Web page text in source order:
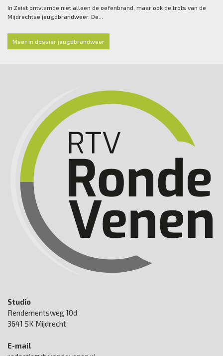
In Zeist ontvlamde niet alleen de oefenbrand, maar ook de trots van de
Mijdrechtse jeugdbrandweer. De...
Meer in dossier jeugdbrandweer
Studio
Rendementsweg 10d
3641 SK Mijdrecht
E-mail